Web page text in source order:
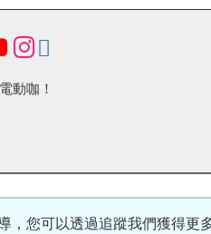
動咖！
，您可以透過追蹤我們獲得更